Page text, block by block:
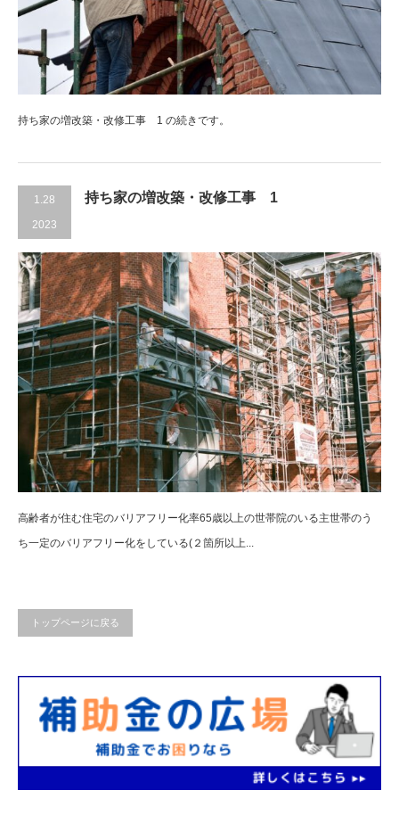
持ち家の増改築・改修工事 1 の続きです。
1.28
2023
持ち家の増改築・改修工事 1
高齢者が住む住宅のバリアフリー化率65歳以上の世帯院のいる主世帯のう
ち一定のバリアフリー化をしている(２箇所以上...
トップページに戻る